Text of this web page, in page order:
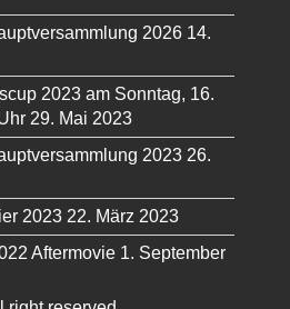
2026 14.
2023 am Sonntag, 16.
29. Mai 2023
2023 26.
2023 22. März 2023
Aftermovie 1. September